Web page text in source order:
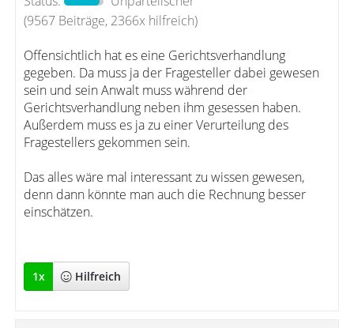
(9567 Beiträge, 2366x hilfreich)
Offensichtlich hat es eine Gerichtsverhandlung
gegeben. Da muss ja der Fragesteller dabei gewesen
sein und sein Anwalt muss während der
Gerichtsverhandlung neben ihm gesessen haben.
Außerdem muss es ja zu einer Verurteilung des
Fragestellers gekommen sein.
Das alles wäre mal interessant zu wissen gewesen,
denn dann könnte man auch die Rechnung besser
einschätzen.
1x Hilfreich